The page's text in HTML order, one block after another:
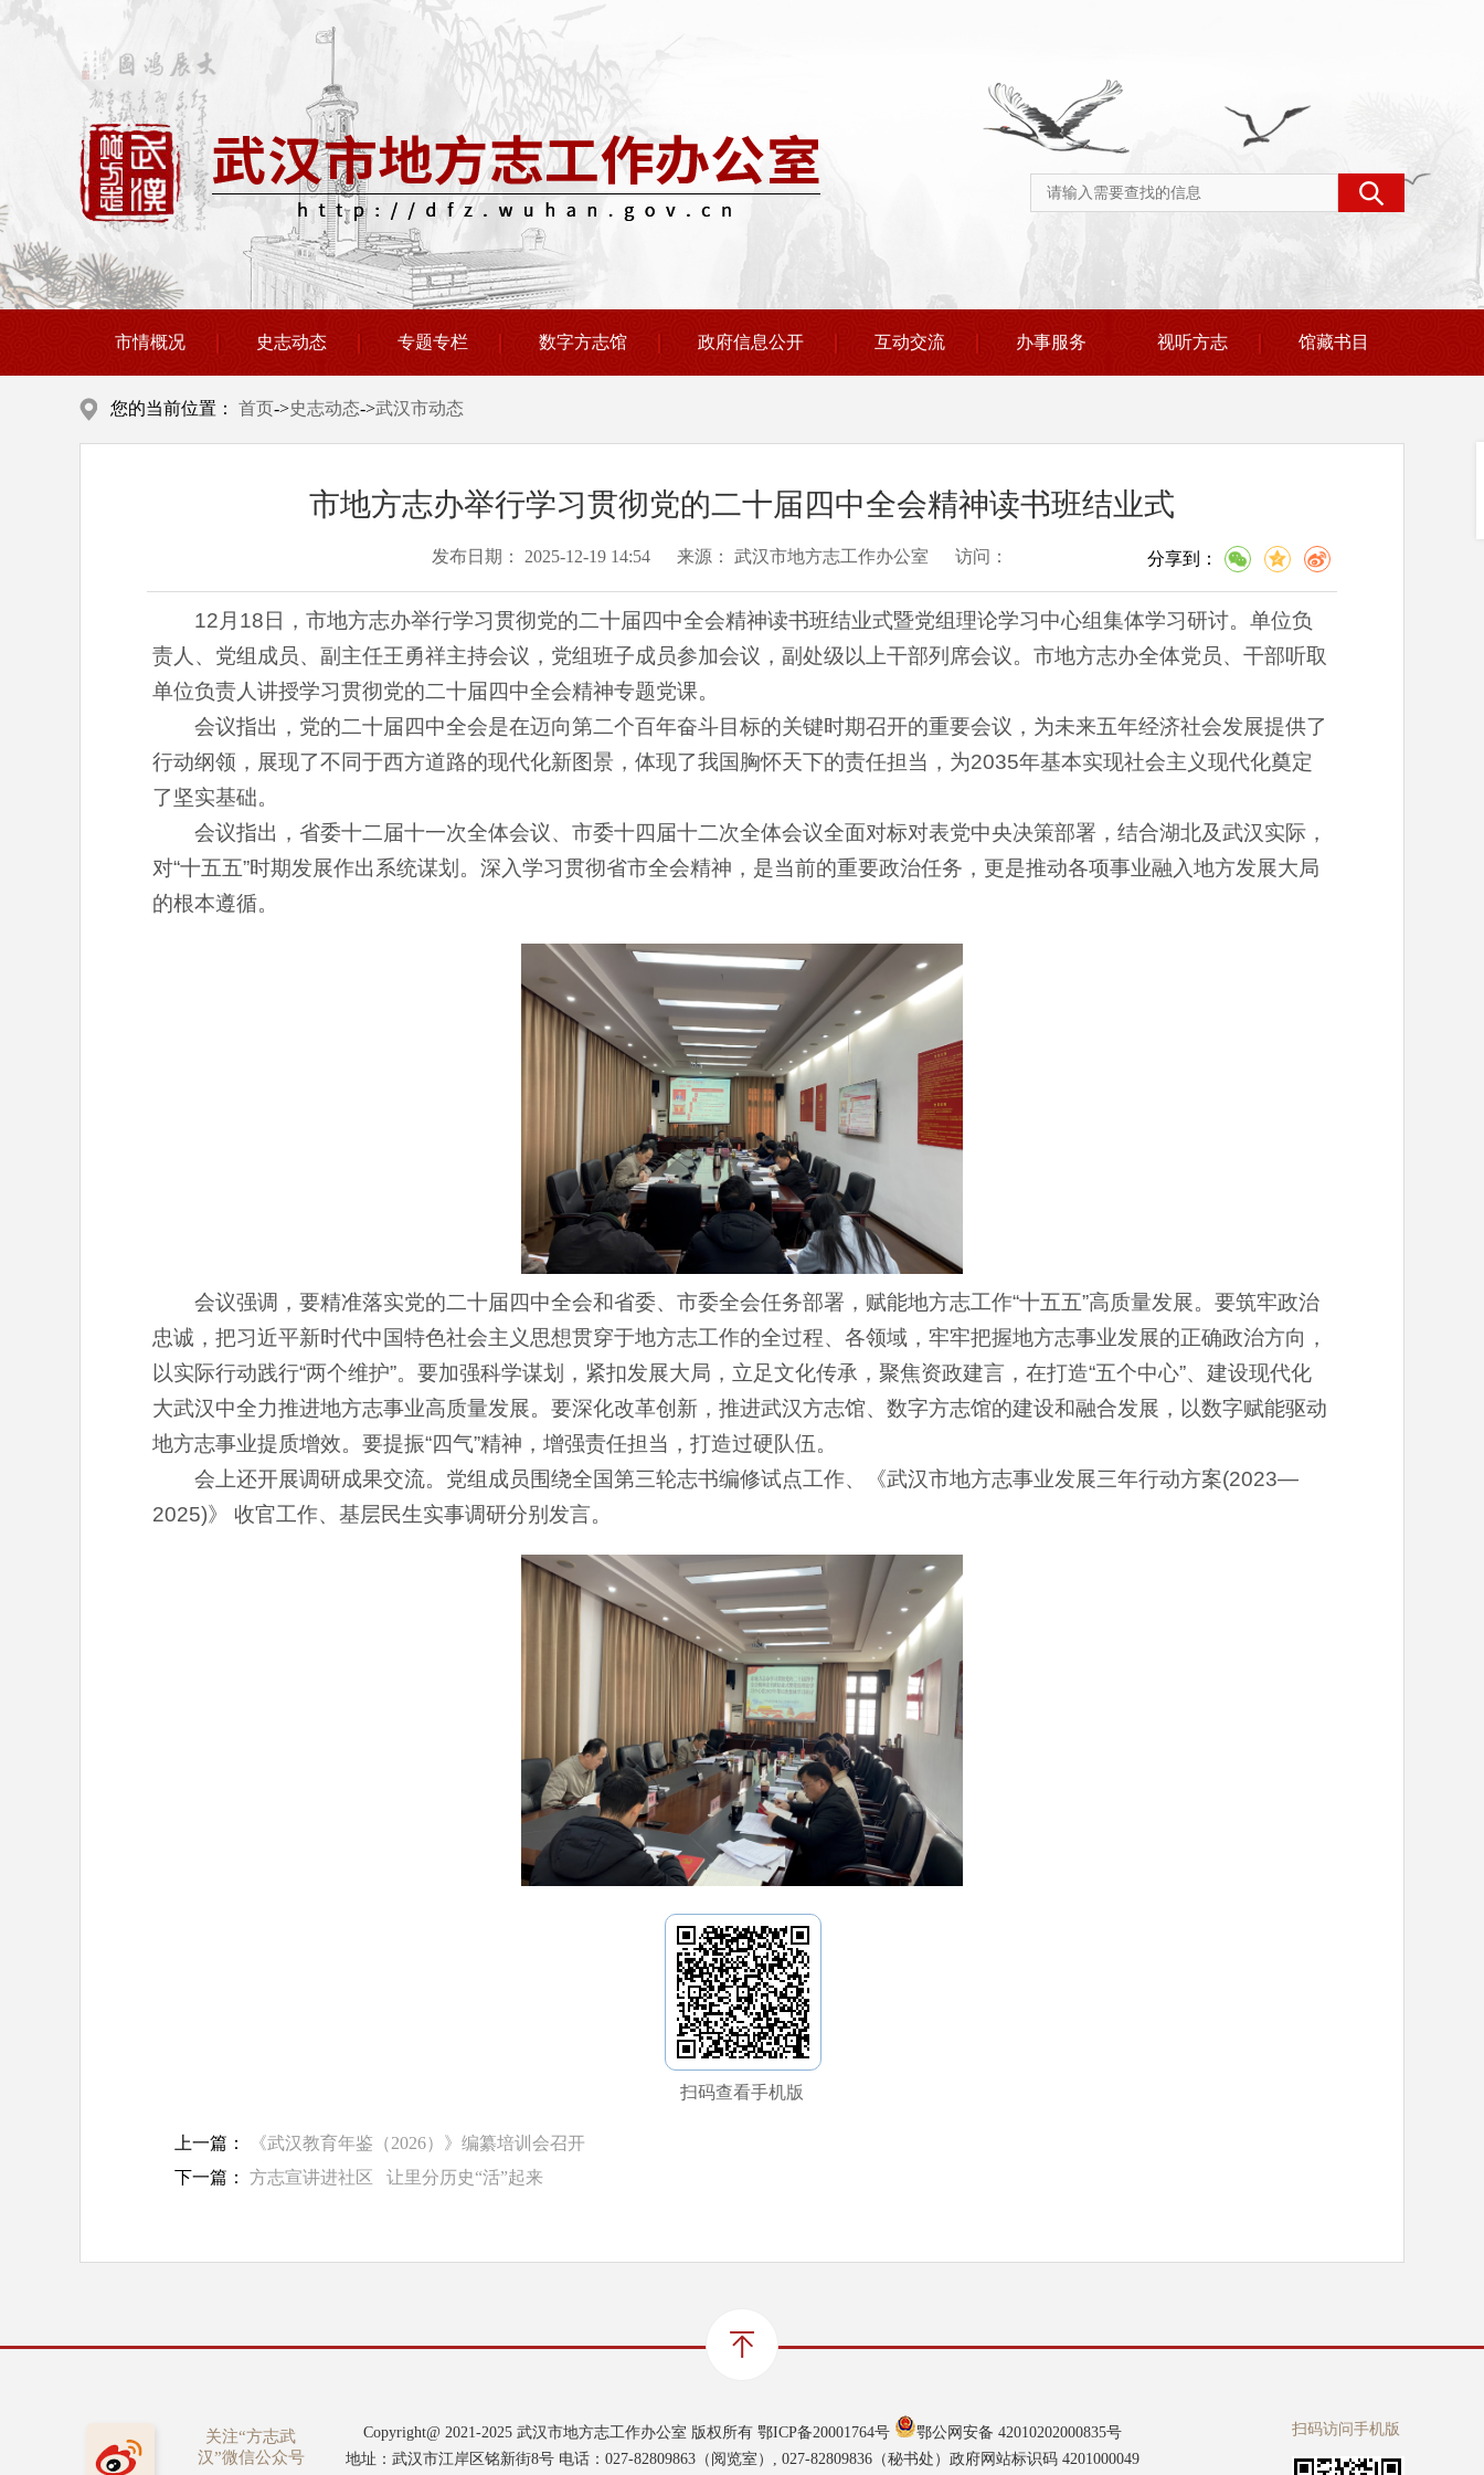
市情概况 史志动态 专题专栏 数字方志馆 政府信息公开 互动交流 办事服务 视听方志 馆藏书目
您的当前位置： 首页->史志动态->武汉市动态
市地方志办举行学习贯彻党的二十届四中全会精神读书班结业式
发布日期： 2025-12-19 14:54 来源： 武汉市地方志工作办公室 访问： 分享到：
12月18日，市地方志办举行学习贯彻党的二十届四中全会精神读书班结业式暨党组理论学习中心组集体学习研讨。单位负
责人、党组成员、副主任王勇祥主持会议，党组班子成员参加会议，副处级以上干部列席会议。市地方志办全体党员、干部听取
单位负责人讲授学习贯彻党的二十届四中全会精神专题党课。
会议指出，党的二十届四中全会是在迈向第二个百年奋斗目标的关键时期召开的重要会议，为未来五年经济社会发展提供了
行动纲领，展现了不同于西方道路的现代化新图景，体现了我国胸怀天下的责任担当，为2035年基本实现社会主义现代化奠定
了坚实基础。
会议指出，省委十二届十一次全体会议、市委十四届十二次全体会议全面对标对表党中央决策部署，结合湖北及武汉实际，
对“十五五”时期发展作出系统谋划。深入学习贯彻省市全会精神，是当前的重要政治任务，更是推动各项事业融入地方发展大局
的根本遵循。
会议强调，要精准落实党的二十届四中全会和省委、市委全会任务部署，赋能地方志工作“十五五”高质量发展。要筑牢政治
忠诚，把习近平新时代中国特色社会主义思想贯穿于地方志工作的全过程、各领域，牢牢把握地方志事业发展的正确政治方向，
以实际行动践行“两个维护”。要加强科学谋划，紧扣发展大局，立足文化传承，聚焦资政建言，在打造“五个中心”、建设现代化
大武汉中全力推进地方志事业高质量发展。要深化改革创新，推进武汉方志馆、数字方志馆的建设和融合发展，以数字赋能驱动
地方志事业提质增效。要提振“四气”精神，增强责任担当，打造过硬队伍。
会上还开展调研成果交流。党组成员围绕全国第三轮志书编修试点工作、《武汉市地方志事业发展三年行动方案(2023—
2025)》 收官工作、基层民生实事调研分别发言。
扫码查看手机版
上一篇：
《武汉教育年鉴（2026）》编纂培训会召开
下一篇： 方志宣讲进社区 让里分历史“活”起来
Copyright@ 2021-2025 武汉市地方志工作办公室 版权所有 鄂ICP备20001764号
鄂公网安备 42010202000835号
地址：武汉市江岸区铭新街8号 电话：027-82809863（阅览室）, 027-82809836（秘书处）政府网站标识码 4201000049
关注“方志武
汉”微信公众号
扫码访问手机版